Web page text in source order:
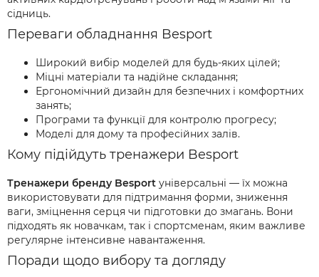
сідниць.
Переваги обладнання Besport
Широкий вибір моделей для будь-яких цілей;
Міцні матеріали та надійне складання;
Ергономічний дизайн для безпечних і комфортних
занять;
Програми та функції для контролю прогресу;
Моделі для дому та професійних залів.
Кому підійдуть тренажери Besport
Тренажери бренду Besport універсальні — їх можна
використовувати для підтримання форми, зниження
ваги, зміцнення серця чи підготовки до змагань. Вони
підходять як новачкам, так і спортсменам, яким важливе
регулярне інтенсивне навантаження.
Поради щодо вибору та догляду